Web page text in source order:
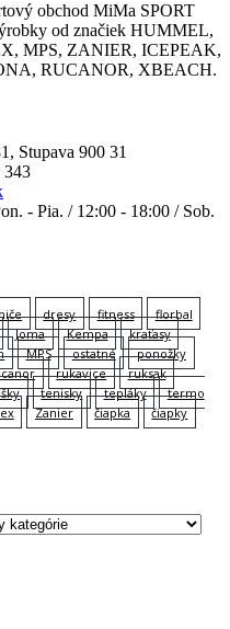
obchod MiMa SPORT
od značiek HUMMEL,
MPS, ZANIER, ICEPEAK,
RUCANOR, XBEACH.
Stupava 900 31
343
- Pia. / 12:00 - 18:00 / Sob.
dresy fitness
florbal
Joma Kempa
kraťasy
MPS ostatné
ponožky
rukavice
ruksak
tenisky tepláky
termo
Zanier čiapka
čiapky